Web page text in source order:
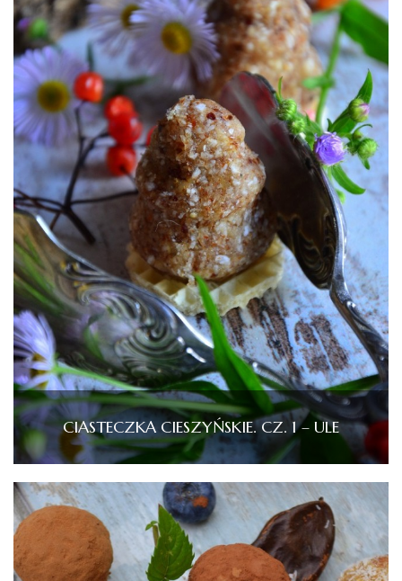
CIASTECZKA CIESZYŃSKIE. CZ. 1 – ULE